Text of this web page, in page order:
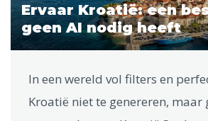
Ervaar Kroatië: een
geen AI nodig heeft
In een wereld vol filters en
Kroatië niet te genereren, maar